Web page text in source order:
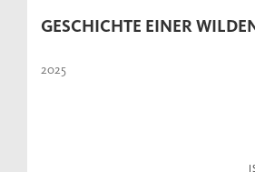
GESCHICHTE EINER
2025